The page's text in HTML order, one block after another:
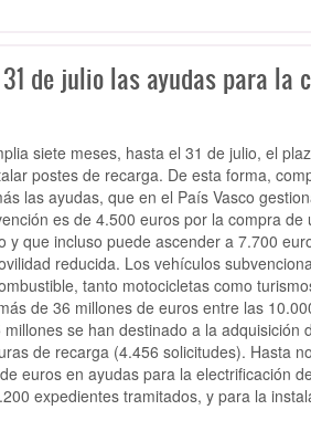
de julio las ayudas para la
siete meses, hasta el 31 de julio, el
postes de recarga. De esta forma,
las ayudas, que en el País Vasco
es de 4.500 euros por la compra
que incluso puede ascender a 7.700
reducida. Los vehículos
tanto motocicletas como
de 36 millones de euros entre las
se han destinado a la adquisición
de recarga (4.456 solicitudes). Hasta
euros en ayudas para la electrificación
expedientes tramitados, y para la